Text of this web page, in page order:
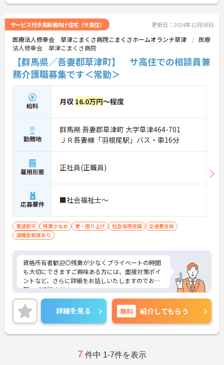
サービス付き高齢者向け住宅（サ高住） 更新日：2024年12月08日
医療法人修幸会 草津こまくさ病院こまくさホームオランチ草津
医療
法人修幸会 草津こまくさ病院
【群馬県／吾妻郡草津町】 サ高住での相談員兼
務介護職募集です＜常勤＞
給料 月収 16.0万円～程度
勤務地
群馬県 吾妻郡草津町 大字草津464-701
ＪＲ吾妻線「羽根尾駅」バス・車16分
雇用形態 正社員(正職員)
応募要件 ■社会福祉士～
車通勤可 残業少なめ 寮・借り上げ 社会保険完備
交通費支給
退職金制度あり
資格所有者歓迎◎残業が少なくプライベートの時間
も大切にできますご興味ある方には、面接対策ポイ
ントなど、さらに詳細をお話しいたしますのでお気
軽にご相談ください！
詳細を見る 無料 紹介してもらう
7 件中 1-7件を表示